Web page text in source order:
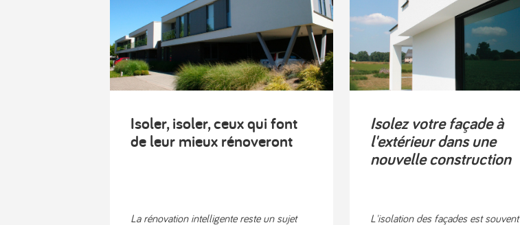
Isoler, isoler, ceux qui font
de leur mieux rénoveront
La rénovation intelligente reste un sujet
Isolez votre façade à
l'extérieur dans une
nouvelle construction
L'isolation des façades est souvent